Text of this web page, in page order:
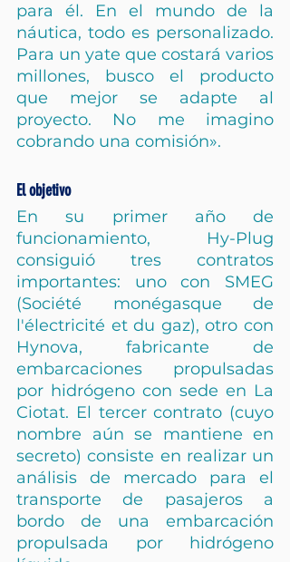
para él. En el mundo de la
náutica, todo es personalizado.
Para un yate que costará varios
millones, busco el producto
que mejor se adapte al
proyecto. No me imagino
cobrando una comisión».
El objetivo
En su primer año de
funcionamiento, Hy-Plug
consiguió tres contratos
importantes: uno con SMEG
(Société monégasque de
l'électricité et du gaz), otro con
Hynova, fabricante de
embarcaciones propulsadas
por hidrógeno con sede en La
Ciotat. El tercer contrato (cuyo
nombre aún se mantiene en
secreto) consiste en realizar un
análisis de mercado para el
transporte de pasajeros a
bordo de una embarcación
propulsada por hidrógeno